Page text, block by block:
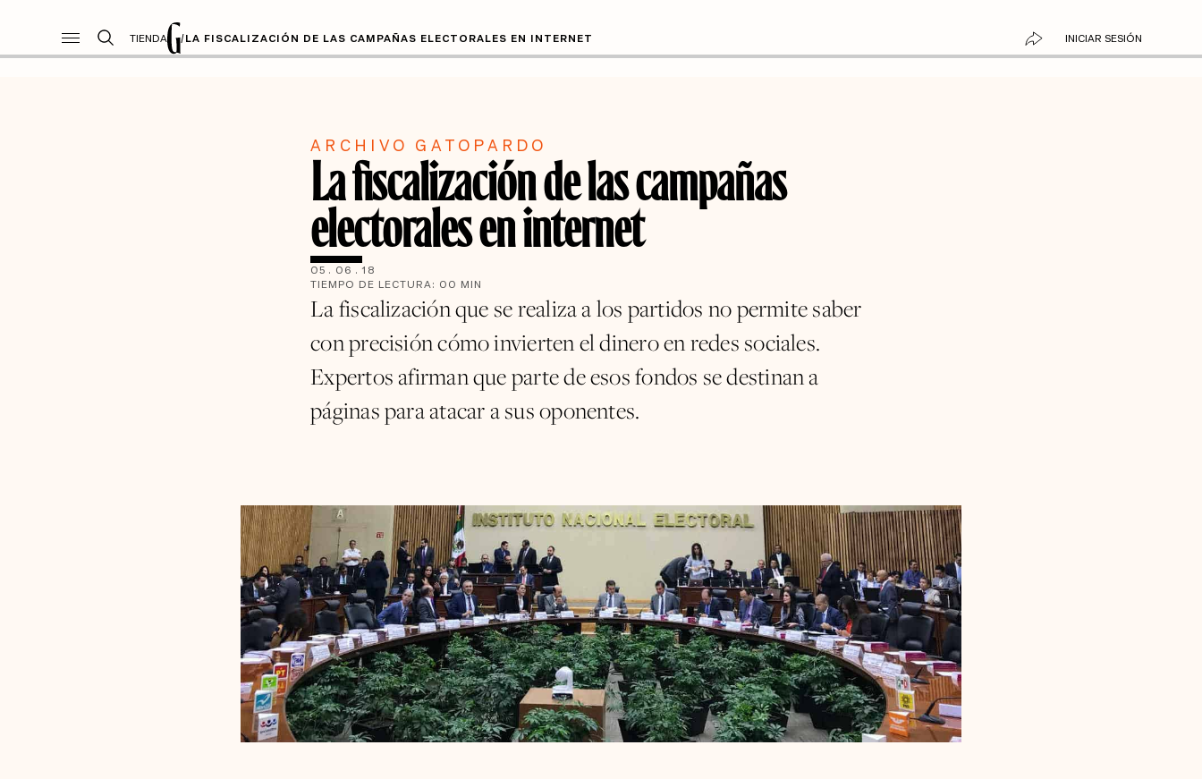
TIENDA /LA FISCALIZACIÓN DE LAS CAMPAÑAS ELECTORALES EN INTERNET INICIAR SESIÓN
ARCHIVO GATOPARDO
La fiscalización de las campañas
electorales en internet
05 . 06 . 18
TIEMPO DE LECTURA: 00 MIN
La fiscalización que se realiza a los partidos no permite saber
con precisión cómo invierten el dinero en redes sociales.
Expertos afirman que parte de esos fondos se destinan a
páginas para atacar a sus oponentes.